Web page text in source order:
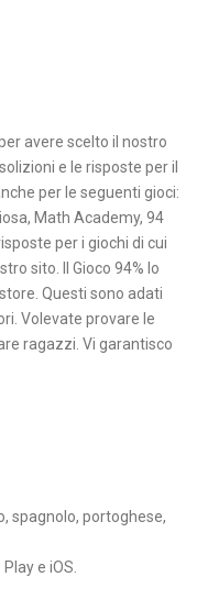
avere scelto il nostro
e le risposte per il
per le seguenti gioci:
Math Academy, 94
per i giochi di cui
sito. Il Gioco 94% lo
Questi sono adati
Volevate provare le
ragazzi. Vi garantisco
spagnolo, portoghese,
e iOS.